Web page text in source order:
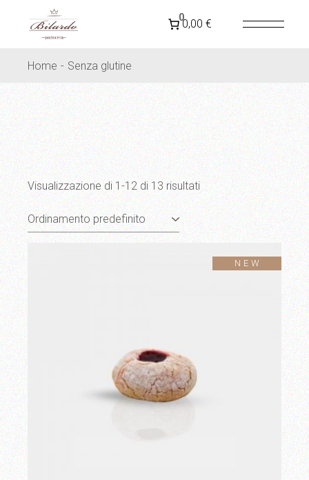
00,00 €
Home Senza glutine
Visualizzazione di 1-12 di 13 risultati
NEW
SPEDIZIONE GRATUITA IN ITALIAPER ORDINI
SUPERIORI A 79€